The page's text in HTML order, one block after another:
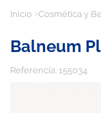
Inicio Cosmética y
Balneum
Referencia: 155034